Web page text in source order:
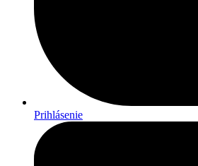
Prihlásenie